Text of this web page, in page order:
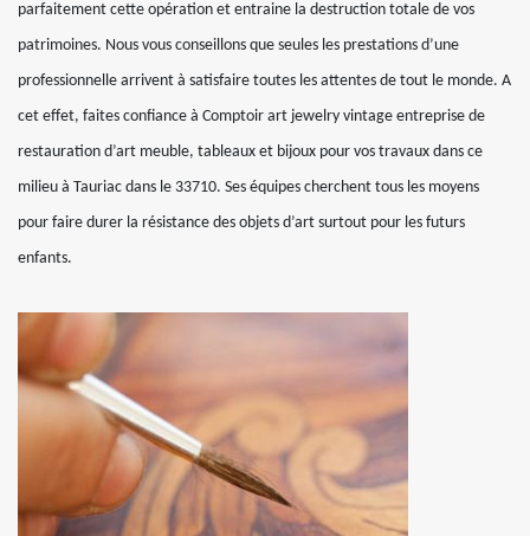
parfaitement cette opération et entraine la destruction totale de vos
patrimoines. Nous vous conseillons que seules les prestations d’une
professionnelle arrivent à satisfaire toutes les attentes de tout le monde. A
cet effet, faites confiance à Comptoir art jewelry vintage entreprise de
restauration d’art meuble, tableaux et bijoux pour vos travaux dans ce
milieu à Tauriac dans le 33710. Ses équipes cherchent tous les moyens
pour faire durer la résistance des objets d’art surtout pour les futurs
enfants.